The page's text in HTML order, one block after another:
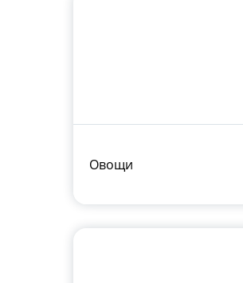
Овощи